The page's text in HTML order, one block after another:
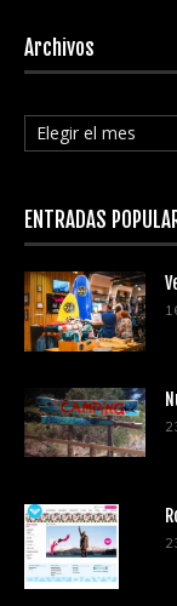
Archivos
Archivos
ENTRADAS